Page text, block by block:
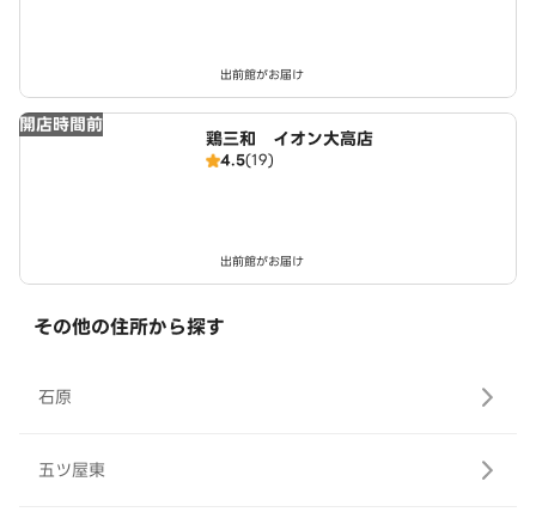
出前館がお届け
開店時間前
鶏三和 イオン大高店
4.5(19)
出前館がお届け
その他の住所から探す
石原
五ツ屋東